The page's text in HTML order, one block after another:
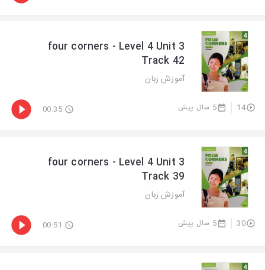
four corners - Level 4 Unit 3
Track 42
آموزش زبان
14 5 سال پیش 00:35
four corners - Level 4 Unit 3
Track 39
آموزش زبان
30 5 سال پیش 00:51